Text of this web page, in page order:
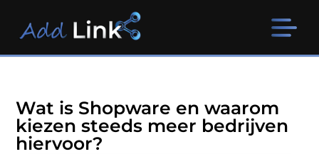
Wat is Shopware en waarom
kiezen steeds meer bedrijven
hiervoor?